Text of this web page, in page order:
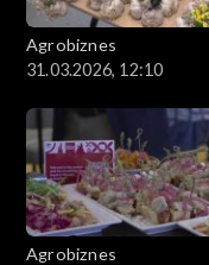
Agrobiznes
31.03.2026, 12:10
Agrobiznes